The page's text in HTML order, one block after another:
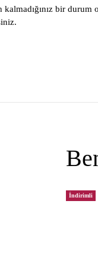
kalmadığınız bir
İndirimli